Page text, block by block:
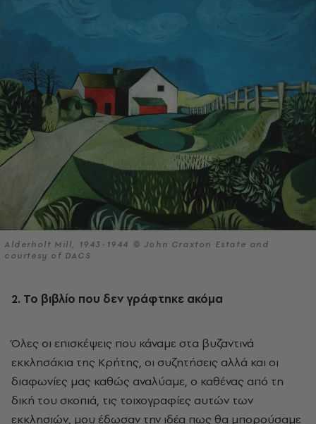
Alderholt Mill, 1943-1944 © John Craxton Estate and
courtesy of DACS
2. Το βιβλίο που δεν γράφτηκε ακόμα
Όλες οι επισκέψεις που κάναμε στα βυζαντινά
εκκλησάκια της Κρήτης, οι συζητήσεις αλλά και οι
διαφωνίες μας καθώς αναλύαμε, ο καθένας από τη
δική του σκοπιά, τις τοιχογραφίες αυτών των
εκκλησιών, μου έδωσαν την ιδέα πως θα μπορούσαμε